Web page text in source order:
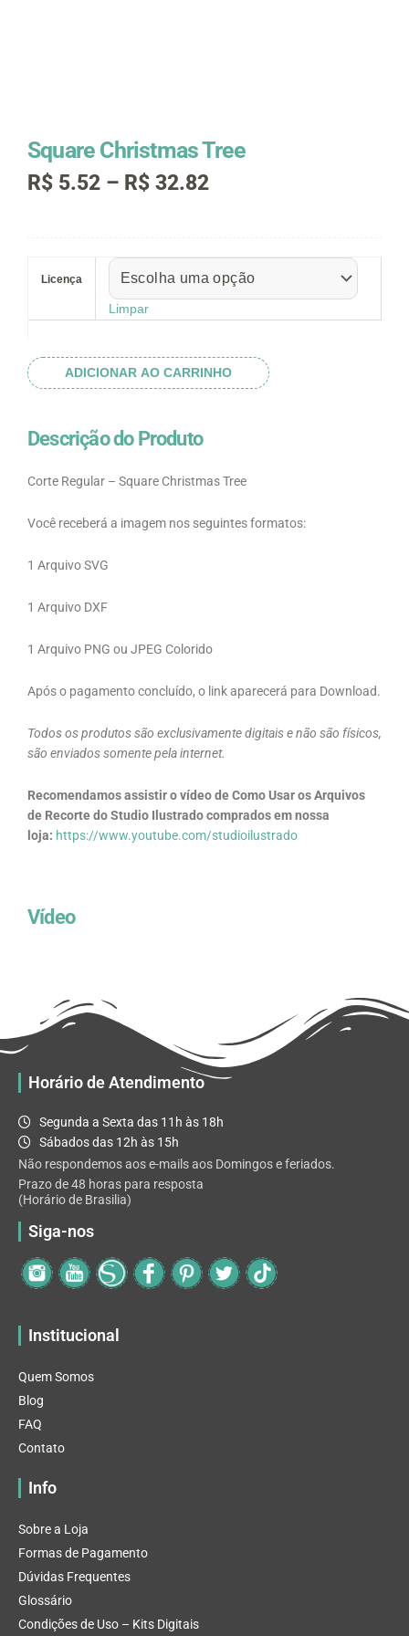
Square Christmas Tree
R$ 5.52 – R$ 32.82Faixa
através
R$ 32.82
Licença
Limpar
Tree
ADICIONAR AO CARRINHO
Descrição do Produto
Corte Regular – Square Christmas Tree
Você receberá a imagem nos seguintes formatos:
1 Arquivo SVG
1 Arquivo DXF
1 Arquivo PNG ou JPEG Colorido
Após o pagamento concluído, o link aparecerá para Download.
Todos os produtos são exclusivamente digitais e não são físicos,
são enviados somente pela internet.
Recomendamos assistir o vídeo de Como Usar os Arquivos
de Recorte do Studio Ilustrado comprados em nossa
loja: https://www.youtube.com/studioilustrado
Vídeo
Horário de Atendimento
Segunda a Sexta das 11h às 18h
Sábados das 12h às 15h
Não respondemos aos e-mails aos Domingos e feriados.
Prazo de 48 horas para resposta
(Horário de Brasilia)
Siga-nos
Institucional
Quem Somos
Blog
FAQ
Contato
Info
Sobre a Loja
Formas de Pagamento
Dúvidas Frequentes
Glossário
Condições de Uso – Kits Digitais